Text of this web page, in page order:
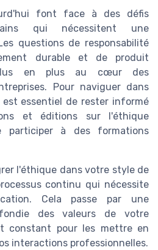
font face à des défis
qui nécessitent une
questions de responsabilité
durable et de produit
en plus au cœur des
Pour naviguer dans
est essentiel de rester informé
et éditions sur l'éthique
participer à des formations
l'éthique dans votre style de
continu qui nécessite
Cela passe par une
des valeurs de votre
constant pour les mettre en
interactions professionnelles.